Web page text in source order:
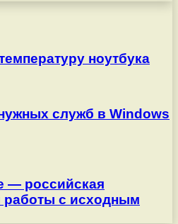
ноутбука
служб в Windows
— российская
работы с исходным